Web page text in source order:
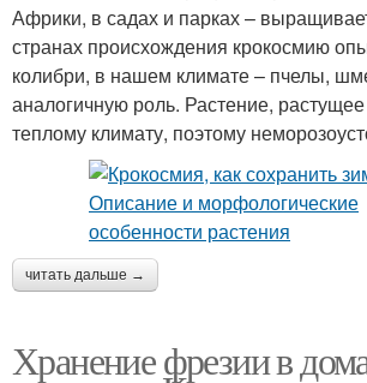
Африки, в садах и парках –
странах происхождения крокосмию
колибри, в нашем климате – пчелы,
аналогичную роль. Растение,
теплому климату, поэтому
читать дальше →
Хранение фрезии в